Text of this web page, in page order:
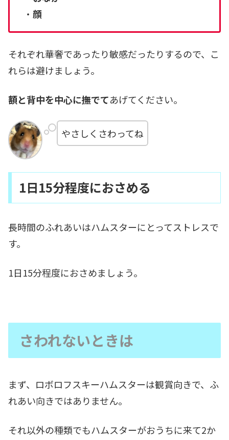
・ 顔
それぞれ華奢であったり敏感だったりするので、こ
れらは避けましょう。
額と背中を中心に撫でてあげてください。
やさしくさわってね
1日15分程度におさめる
長時間のふれあいはハムスターにとってストレスで
す。
1日15分程度におさめましょう。
さわれないときは
まず、ロボロフスキーハムスターは観賞向きで、ふ
れあい向きではありません。
それ以外の種類でもハムスターがおうちに来て2か